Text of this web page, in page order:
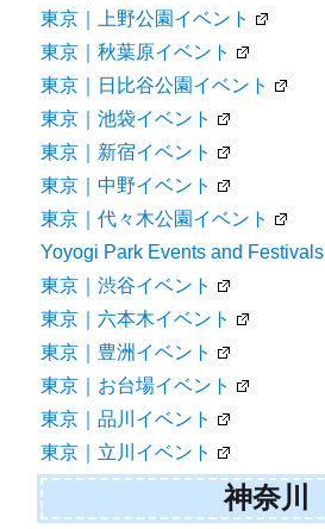
東京｜上野公園イベント
東京｜秋葉原イベント
東京｜日比谷公園イベント
東京｜池袋イベント
東京｜新宿イベント
東京｜中野イベント
東京｜代々木公園イベント
Yoyogi Park Events and Festivals
東京｜渋谷イベント
東京｜六本木イベント
東京｜豊洲イベント
東京｜お台場イベント
東京｜品川イベント
東京｜立川イベント
神奈川